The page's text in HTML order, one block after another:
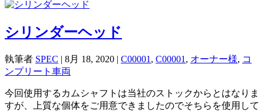
シリンダーヘッド
執筆者 SPEC | 8月 18, 2020 | C00001 , C00001 , オーナー様, コ
ンプリート車両
今回使用するカムシャフトは当社のストックからとはなりま
すが、上質な個体をご用意できましたのでそちらを使用して